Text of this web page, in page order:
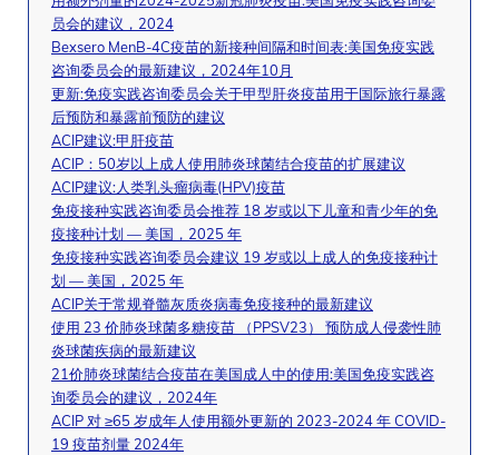
员会的建议，2024
Bexsero MenB-4C疫苗的新接种间隔和时间表:美国免疫实践
咨询委员会的最新建议，2024年10月
更新:免疫实践咨询委员会关于甲型肝炎疫苗用于国际旅行暴露
后预防和暴露前预防的建议
ACIP建议:甲肝疫苗
ACIP：50岁以上成人使用肺炎球菌结合疫苗的扩展建议
ACIP建议:人类乳头瘤病毒(HPV)疫苗
免疫接种实践咨询委员会推荐 18 岁或以下儿童和青少年的免
疫接种计划 — 美国，2025 年
免疫接种实践咨询委员会建议 19 岁或以上成人的免疫接种计
划 — 美国，2025 年
ACIP关于常规脊髓灰质炎病毒免疫接种的最新建议
使用 23 价肺炎球菌多糖疫苗 （PPSV23） 预防成人侵袭性肺
炎球菌疾病的最新建议
21价肺炎球菌结合疫苗在美国成人中的使用:美国免疫实践咨
询委员会的建议，2024年
ACIP 对 ≥65 岁成年人使用额外更新的 2023-2024 年 COVID-
19 疫苗剂量 2024年